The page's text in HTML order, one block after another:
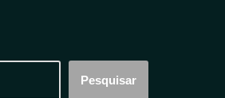
Pesquisar